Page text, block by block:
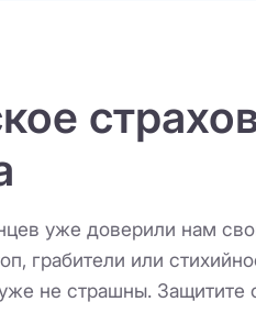
уже доверили нам
грабители или
не страшны. Защитите